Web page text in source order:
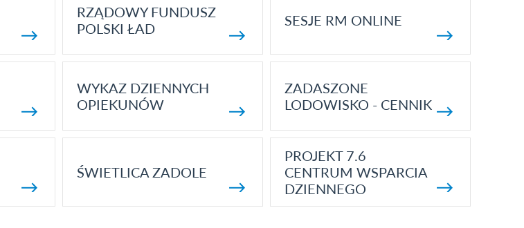
RZĄDOWY FUNDUSZ
POLSKI ŁAD
SESJE RM ONLINE
WYKAZ DZIENNYCH
OPIEKUNÓW
ZADASZONE
LODOWISKO - CENNIK
ŚWIETLICA ZADOLE
PROJEKT 7.6
CENTRUM WSPARCIA
DZIENNEGO